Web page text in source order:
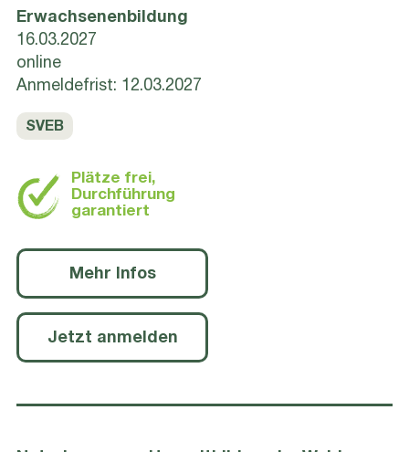
Erwachsenenbildung
16.03.2027
online
Anmeldefrist: 12.03.2027
SVEB
Plätze frei,
Durchführung
garantiert
Mehr Infos
Jetzt anmelden